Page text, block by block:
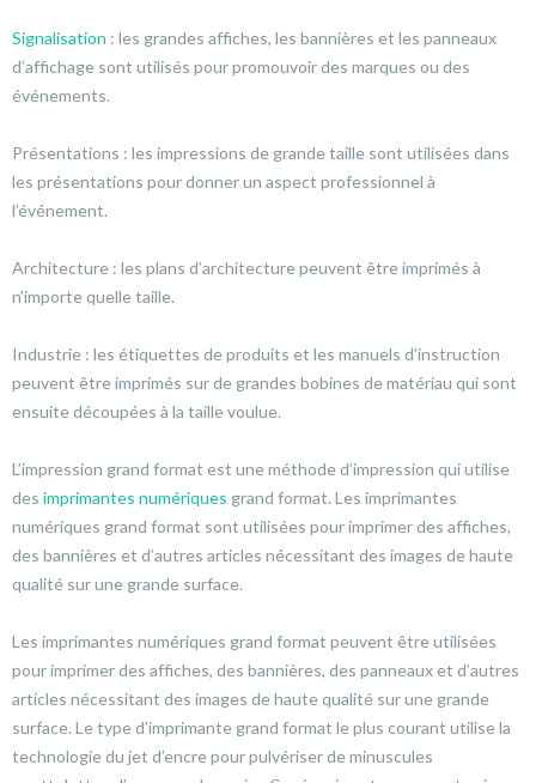
Signalisation : les grandes affiches, les bannières et les panneaux
d’affichage sont utilisés pour promouvoir des marques ou des
événements.
Présentations : les impressions de grande taille sont utilisées dans
les présentations pour donner un aspect professionnel à
l’événement.
Architecture : les plans d’architecture peuvent être imprimés à
n’importe quelle taille.
Industrie : les étiquettes de produits et les manuels d’instruction
peuvent être imprimés sur de grandes bobines de matériau qui sont
ensuite découpées à la taille voulue.
L’impression grand format est une méthode d’impression qui utilise
des imprimantes numériques grand format. Les imprimantes
numériques grand format sont utilisées pour imprimer des affiches,
des bannières et d’autres articles nécessitant des images de haute
qualité sur une grande surface.
Les imprimantes numériques grand format peuvent être utilisées
pour imprimer des affiches, des bannières, des panneaux et d’autres
articles nécessitant des images de haute qualité sur une grande
surface. Le type d’imprimante grand format le plus courant utilise la
technologie du jet d’encre pour pulvériser de minuscules